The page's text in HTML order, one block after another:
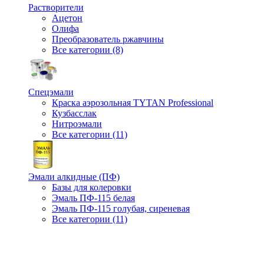
Растворители
Ацетон
Олифа
Преобразователь ржавчины
Все категории (8)
Спецэмали
Краска аэрозольная TYTAN Professional
Кузбасслак
Нитроэмали
Все категории (11)
Эмали алкидные (ПФ)
Базы для колеровки
Эмаль ПФ-115 белая
Эмаль ПФ-115 голубая, сиреневая
Все категории (11)